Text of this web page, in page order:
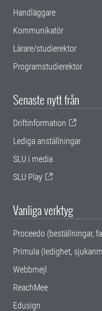
Handläggare
Kommunikatör
Lärare/studierektor
Programstudierektor
Senaste nytt från
Driftinformation
Lediga anställningar
SLU i media
SLU Play
Vanliga verktyg
Proceedo (beställningar,
Primula (ledighet,
Webbmejl
ReachMee
Edusign